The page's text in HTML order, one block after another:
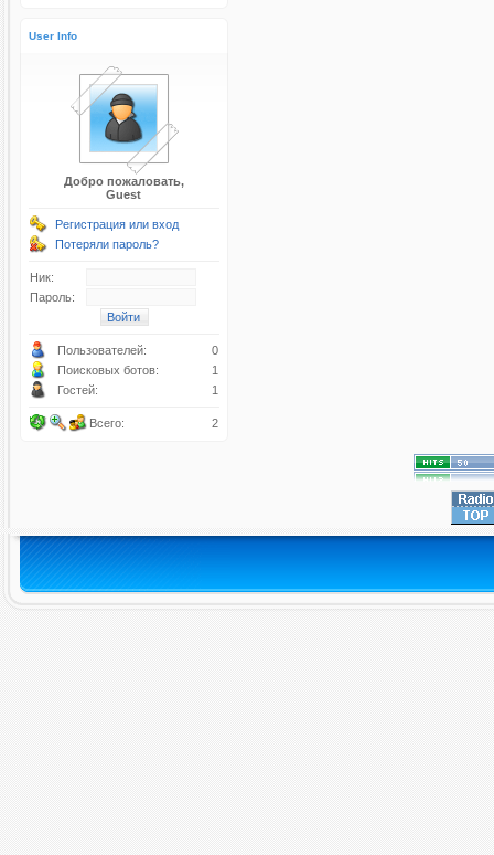
User Info
Добро пожаловать,
Guest
Регистрация или вход
Потеряли пароль?
Ник:
Пароль:
Пользователей:
0
Поисковых ботов:
1
Гостей:
1
Всего: 2